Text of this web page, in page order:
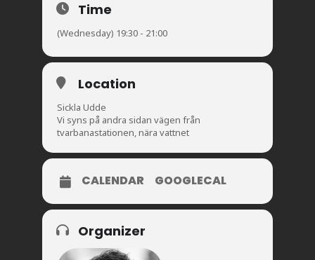
Time
(Wednesday) 19:30 - 21:00
Location
Sickla Udde
Vi syns på andra sidan vägen från
tvarbanastationen, nära vattnet
CALENDAR GOOGLECAL
Organizer